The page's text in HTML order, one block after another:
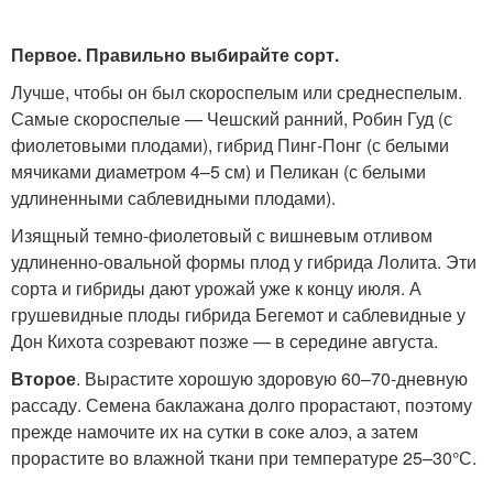
Первое. Правильно выбирайте сорт.
Лучше, чтобы он был скороспелым или среднеспелым.
Самые скороспелые — Чешский ранний, Робин Гуд (с
фиолетовыми плодами), гибрид Пинг-Понг (с белыми
мячиками диаметром 4–5 см) и Пеликан (с белыми
удлиненными саблевидными плодами).
Изящный темно-фиолетовый с вишневым отливом
удлиненно-овальной формы плод у гибрида Лолита. Эти
сорта и гибриды дают урожай уже к концу июля. А
грушевидные плоды гибрида Бегемот и саблевидные у
Дон Кихота созревают позже — в середине августа.
Второе. Вырастите хорошую здоровую 60–70-дневную
рассаду. Семена баклажана долго прорастают, поэтому
прежде намочите их на сутки в соке алоэ, а затем
прорастите во влажной ткани при температуре 25–30°С.